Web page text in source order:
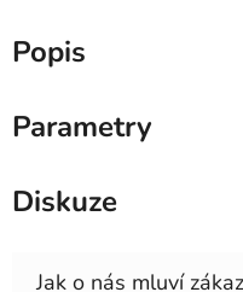
Popis
Parametry
Diskuze